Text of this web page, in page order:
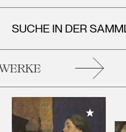
SUCHE IN DER
Meiner